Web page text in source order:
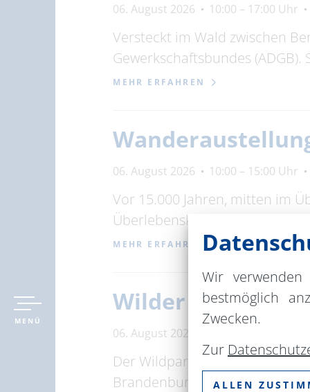
MENÜ
06. August 2026 10:00 – 17:00 Uhr
Versteckt im Wald zwischen
Gewerkschaftsbundes (ADGB).
MEHR ERFAHREN
06. August 2026 10:00 – 15:00 Uhr
Vor 15.000 Jahren, mitten im
Überlebenskünstler, Zersetzer
MEHR ERFAHREN
Wilder
06. August 2026
Der Wildpark Schorfheide
Brandenburg, im
Wir
bestmöglich
Zwecken.
Zur
ALLEN